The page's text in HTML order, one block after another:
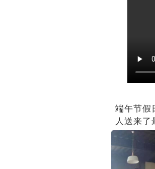
端午节假
人送来了